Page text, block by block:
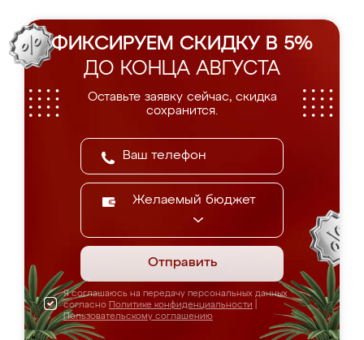
ФИКСИРУЕМ СКИДКУ В 5%
ДО КОНЦА АВГУСТА
Оставьте заявку сейчас, скидка
сохранится.
Желаемый бюджет
Отправить
Я соглашаюсь на передачу персональных данных
согласно Политике конфиденциальности
Пользовательскому соглашению